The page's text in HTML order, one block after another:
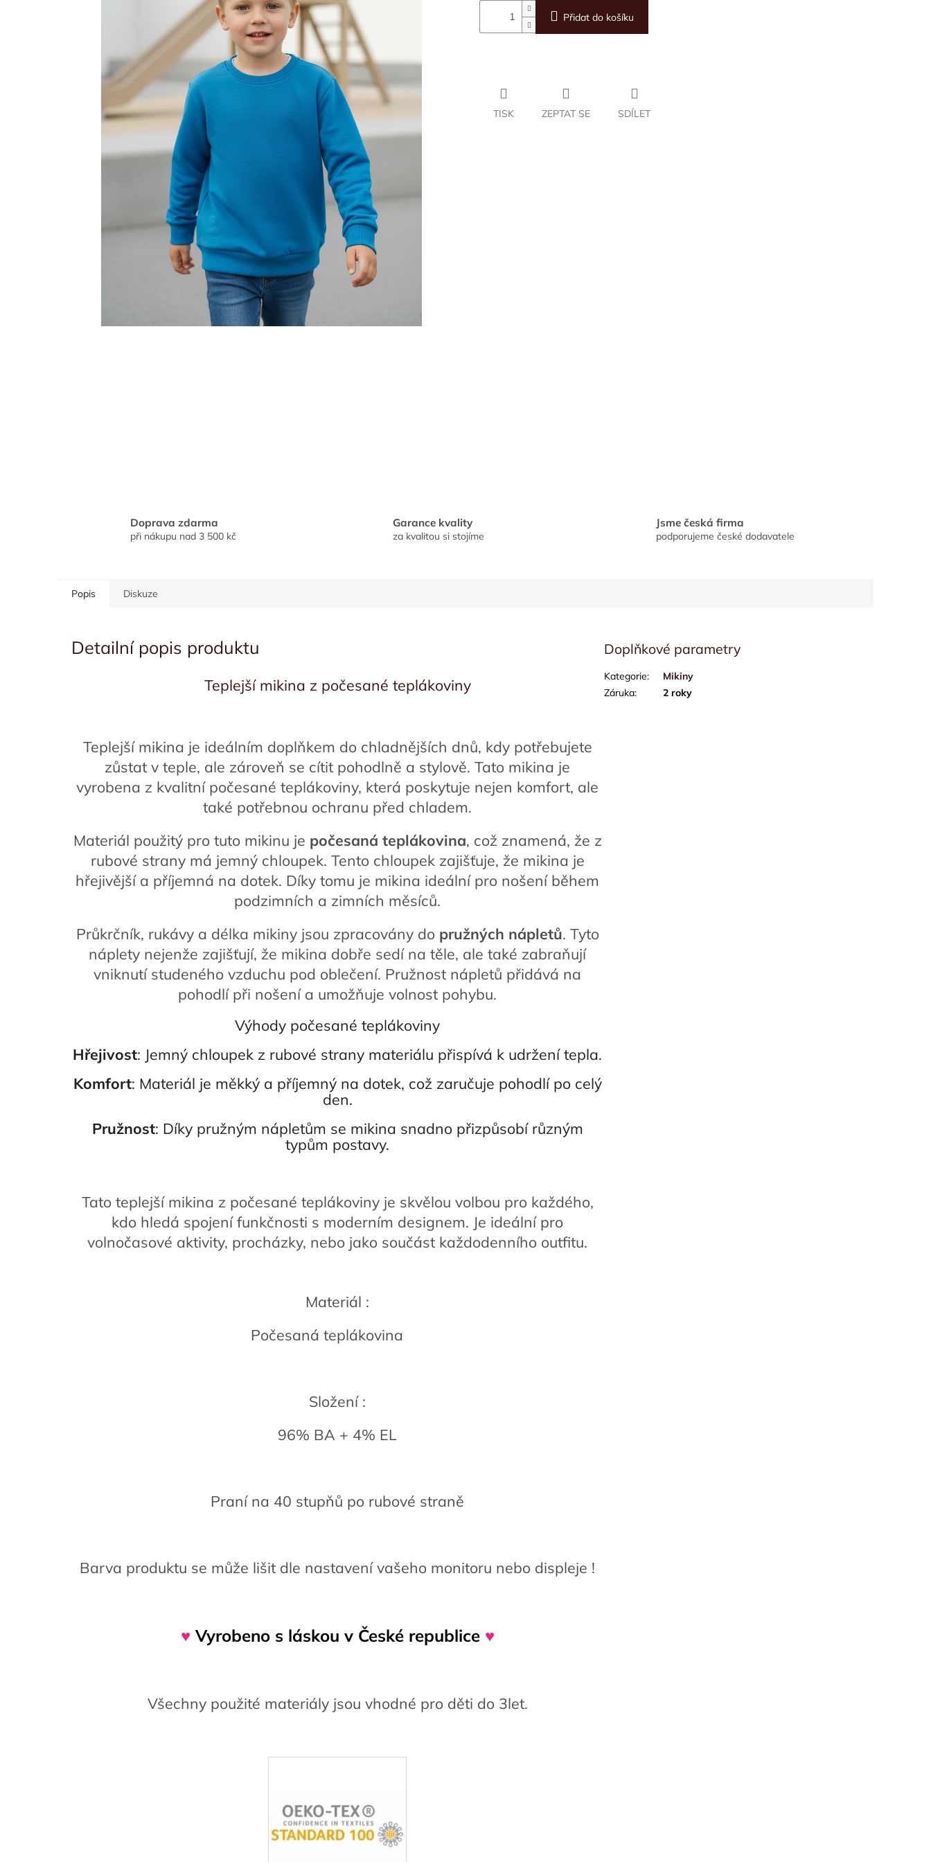
Přidat do košíku
TISK ZEPTAT SE SDÍLET
Doprava zdarma
při nákupu nad 3 500 kč
Garance kvality
za kvalitou si stojíme
Jsme česká firma
podporujeme české dodavatele
Popis Diskuze
Detailní popis produktu
Teplejší mikina z počesané teplákoviny
Teplejší mikina je ideálním doplňkem do chladnějších dnů, kdy potřebujete
zůstat v teple, ale zároveň se cítit pohodlně a stylově. Tato mikina je
vyrobena z kvalitní počesané teplákoviny, která poskytuje nejen komfort, ale
také potřebnou ochranu před chladem.
Materiál použitý pro tuto mikinu je počesaná teplákovina, což znamená, že z
rubové strany má jemný chloupek. Tento chloupek zajišťuje, že mikina je
hřejivější a příjemná na dotek. Díky tomu je mikina ideální pro nošení během
podzimních a zimních měsíců.
Průkrčník, rukávy a délka mikiny jsou zpracovány do pružných nápletů. Tyto
náplety nejenže zajišťují, že mikina dobře sedí na těle, ale také zabraňují
vniknutí studeného vzduchu pod oblečení. Pružnost nápletů přidává na
pohodlí při nošení a umožňuje volnost pohybu.
Výhody počesané teplákoviny
Hřejivost: Jemný chloupek z rubové strany materiálu přispívá k udržení tepla.
Komfort: Materiál je měkký a příjemný na dotek, což zaručuje pohodlí po celý
den.
Pružnost: Díky pružným nápletům se mikina snadno přizpůsobí různým
typům postavy.
Tato teplejší mikina z počesané teplákoviny je skvělou volbou pro každého,
kdo hledá spojení funkčnosti s moderním designem. Je ideální pro
volnočasové aktivity, procházky, nebo jako součást každodenního outfitu.
Materiál :
Počesaná teplákovina
Složení :
96% BA + 4% EL
Praní na 40 stupňů po rubové straně
Barva produktu se může lišit dle nastavení vašeho monitoru nebo displeje !
♥ Vyrobeno s láskou v České republice♥
Všechny použité materiály jsou vhodné pro děti do 3let.
Doplňkové parametry
Kategorie:
Mikiny
Záruka: 2 roky